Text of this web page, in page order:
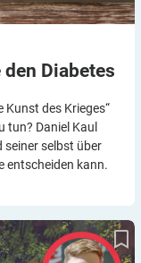
Diabetes
Kunst des Krieges“
tun? Daniel Kaul
seiner selbst über
entscheiden kann.
– voller Höhen und